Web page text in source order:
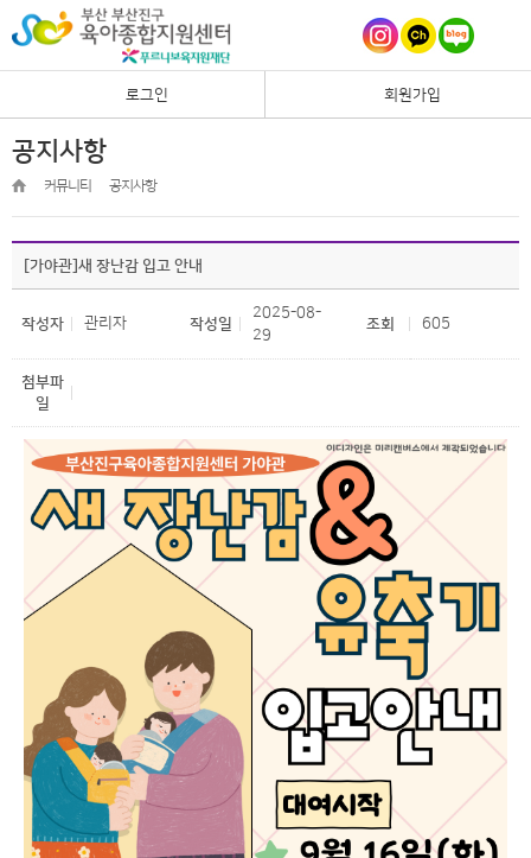
로그인 회원가입
공지사항
커뮤니티 공지사항
[가야관]새 장난감 입고 안내
작성자 관리자 작성일
2025-08-
29
조회 605
첨부파
일